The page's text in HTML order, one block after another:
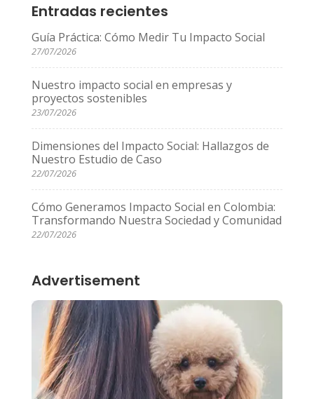
Entradas recientes
Guía Práctica: Cómo Medir Tu Impacto Social
27/07/2026
Nuestro impacto social en empresas y
proyectos sostenibles
23/07/2026
Dimensiones del Impacto Social: Hallazgos de
Nuestro Estudio de Caso
22/07/2026
Cómo Generamos Impacto Social en Colombia:
Transformando Nuestra Sociedad y Comunidad
22/07/2026
Advertisement